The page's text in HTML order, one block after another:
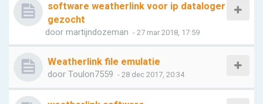
software weatherlink voor ip dataloger
gezocht
door martijndozeman - 27 mar 2018, 17:59
Weatherlink file emulatie
door Toulon7559 - 28 dec 2017, 20:34